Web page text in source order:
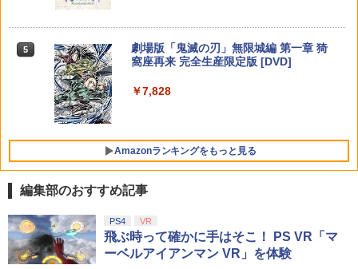
5
【特典】ほの暮しの庭 switch2版(【初
回外付特典】切り取れるクリアカード)
￥8,118
5
【楽天ブックス限定特典+特典】SILENT
HILL: Townfall(アクリルキーホルダー+
【早期購入封入特典】DLCチラシ)
￥7,480
ゲーム&ウオッチ スーパーマリオブラザ
5
ニンテンドープリペイド番号 5000円|オ
ンラインコード版
￥5,000
トローラー(CFI-ZCT2J)
5
【純正品】Xbox ワイヤレス コントロー
ラー (ロボット ホワイト)
5
劇場版「鬼滅の刃」無限城編 第一章 猗
窩座再来 完全生産限定版 [DVD]
￥7,828
Amazonランキングをもっと見る
編集部のおすすめ記事
PS4 VR
飛ぶ時って確かに手はそこ！ PS VR「マ
ーベルアイアンマン VR」を体験